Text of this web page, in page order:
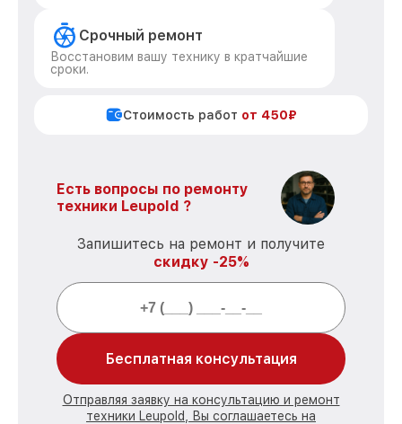
Срочный ремонт
Восстановим вашу технику в кратчайшие
сроки.
Стоимость работ от 450₽
Есть вопросы по ремонту
техники Leupold ?
Запишитесь на ремонт и получите
скидку -25%
Бесплатная консультация
Отправляя заявку на консультацию и ремонт
техники Leupold, Вы соглашаетесь на